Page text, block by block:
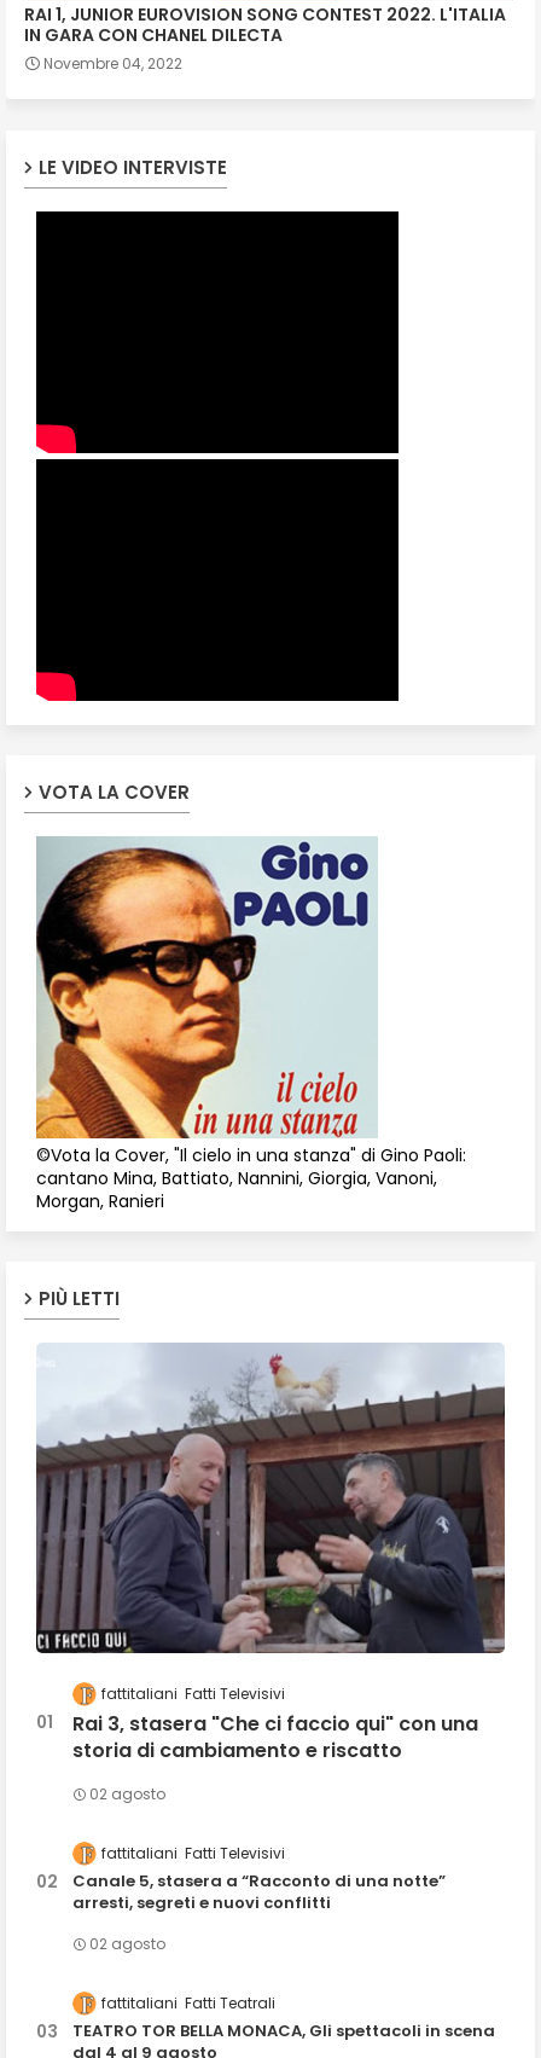
RAI 1, JUNIOR EUROVISION SONG CONTEST 2022. L'ITALIA
IN GARA CON CHANEL DILECTA
Novembre 04, 2022
LE VIDEO INTERVISTE
VOTA LA COVER
©Vota la Cover, "Il cielo in una stanza" di Gino Paoli:
cantano Mina, Battiato, Nannini, Giorgia, Vanoni,
Morgan, Ranieri
PIÙ LETTI
fattitaliani Fatti Televisivi
Rai 3, stasera "Che ci faccio qui" con una
storia di cambiamento e riscatto
02 agosto
fattitaliani Fatti Televisivi
Canale 5, stasera a “Racconto di una notte”
arresti, segreti e nuovi conflitti
02 agosto
fattitaliani Fatti Teatrali
TEATRO TOR BELLA MONACA, Gli spettacoli in scena
dal 4 al 9 agosto